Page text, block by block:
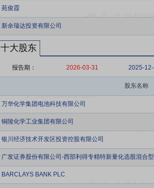
苑俊霞
新余瑞达投资有限公司
十大股东
报告期： 2026-03-31 2025-
股东名称
万华化学集团电池科技有限公司
铜陵化学工业集团有限公司
银川经济技术开发区投资控股有限公司
广发证券股份有限公司-西部利得专精特新量化选股混合
BARCLAYS BANK PLC